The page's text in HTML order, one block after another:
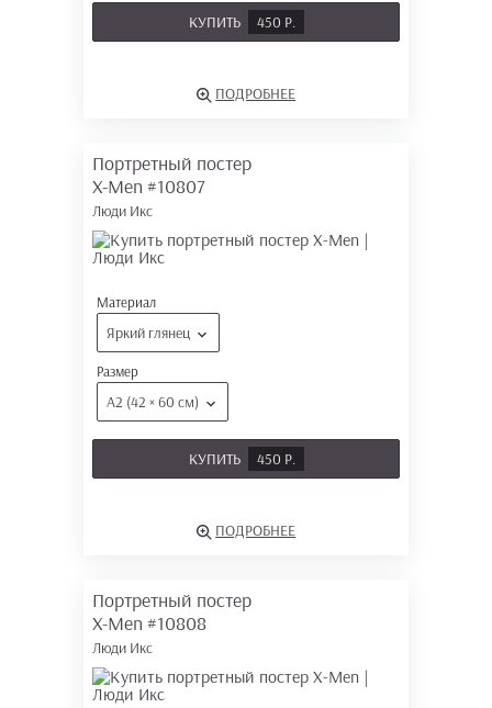
КУПИТЬ 450 Р.
ПОДРОБНЕЕ
Портретный постер
X-Men #10807
Люди Икс
Материал
Яркий глянец
Размер
А2 (42 × 60 см)
КУПИТЬ 450 Р.
ПОДРОБНЕЕ
Портретный постер
X-Men #10808
Люди Икс